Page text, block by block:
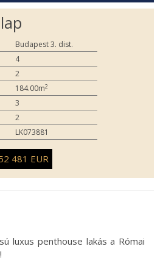
Budapest 3. dist.
4
2
184.00m2
3
2
LK073881
481 EUR
luxus penthouse lakás a Római